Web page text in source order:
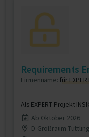
Requirements
Firmenname: für
Als EXPERT Projekt
Ab Oktober 2026
D-Großraum